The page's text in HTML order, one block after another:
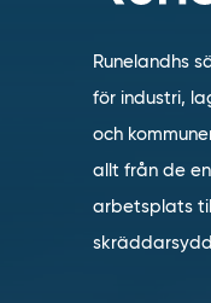
Runelandhs
för industri,
och
allt från de
arbetsplats